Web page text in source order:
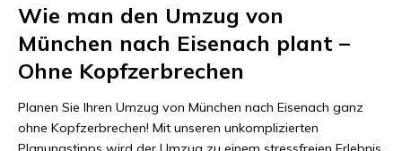
Wie man den Umzug von
München nach Eisenach plant –
Ohne Kopfzerbrechen
Planen Sie Ihren Umzug von München nach Eisenach ganz
ohne Kopfzerbrechen! Mit unseren unkomplizierten